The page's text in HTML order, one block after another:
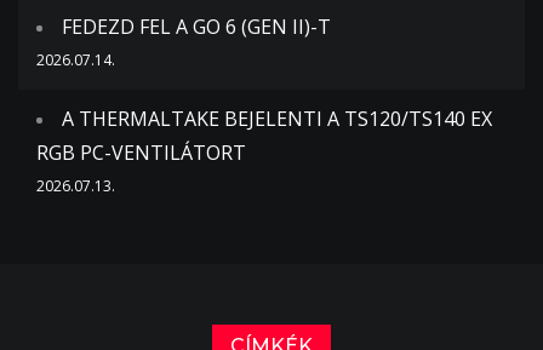
FEDEZD FEL A GO 6 (GEN II)-T
2026.07.14.
A THERMALTAKE BEJELENTI A TS120/TS140 EX
RGB PC-VENTILÁTORT
2026.07.13.